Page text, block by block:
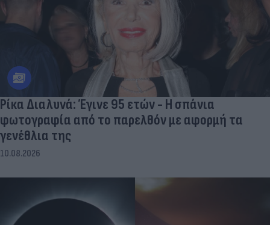
Ρίκα Διαλυνά: Έγινε 95 ετών - Η σπάνια
φωτογραφία από το παρελθόν με αφορμή τα
γενέθλια της
10.08.2026